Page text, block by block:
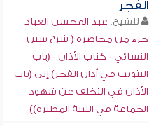
الفجر
للشيخ: عبد المحسن العباد
جزء من محاضرة ( شرح سنن
النسائي - كتاب الأذان - (باب
التثويب في أذان الفجر) إلى (باب
الأذان في التخلف عن شهود
الجماعة في الليلة المطيرة))